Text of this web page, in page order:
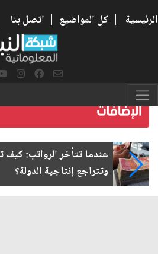
الرئيسية | كل المواضيع | اتصل بنا
صمت الطريق بعد الأربعين